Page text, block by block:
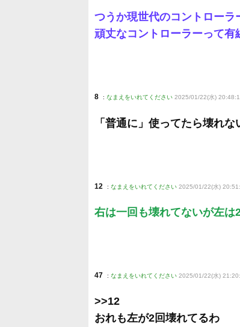
つうか現世代のコントローラ
頑丈なコントローラーって
8 : なまえをいれてください 2025/01/22(水)
「普通に」使ってたら壊れな
12 : なまえをいれてください 2025/01/22(水)
右は一回も壊れてないが左は
47 : なまえをいれてください 2025/01/22(水)
>>12
おれも左が2回壊れてるわ